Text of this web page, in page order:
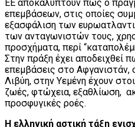
ΕΕ αποκαλύπτουν πως ο
επεμβάσεων, στις οποίες
εξασφάλιση των
των ανταγωνιστών τους,
προσχήματα, περί
Στην πράξη έχει αποδειχθεί
επεμβάσεις στο Αφγανιστάν,
Λιβύη, στην Υεμένη έχουν
ζωές, φτώχεια, εξαθλίωση,
προσφυγικές ροές.
Η ελληνική αστική τάξη